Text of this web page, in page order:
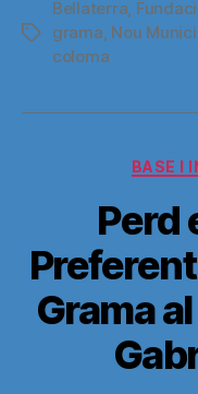
Etiquetas
Bellaterra
grama Nou
coloma
BASE I
Perd
Grama